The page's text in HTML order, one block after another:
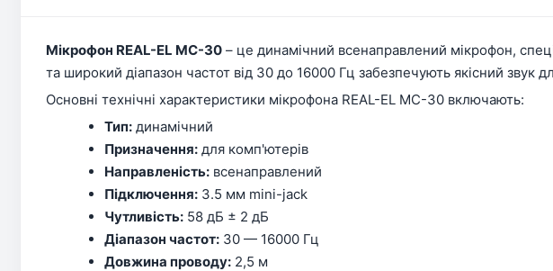
Мікрофон REAL-EL MC-30 – це динамічний всенаправлений мікрофон,
та широкий діапазон частот від 30 до 16000 Гц забезпечують якісний звук
Основні технічні характеристики мікрофона REAL-EL MC-30 включають:
Тип: динамічний
Призначення: для комп'ютерів
Направленість: всенаправлений
Підключення: 3.5 мм mini-jack
Чутливість: 58 дБ ± 2 дБ
Діапазон частот: 30 — 16000 Гц
Довжина проводу: 2,5 м